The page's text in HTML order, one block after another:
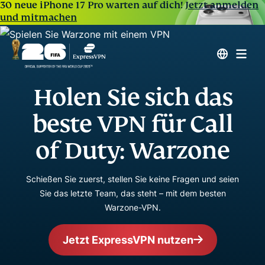
30 neue iPhone 17 Pro warten auf dich!Jetzt anmelden
und mitmachen
Holen Sie sich das
beste VPN für Call
of Duty: Warzone
Schießen Sie zuerst, stellen Sie keine Fragen und seien
Sie das letzte Team, das steht – mit dem besten
Warzone-VPN.
Jetzt ExpressVPN nutzen